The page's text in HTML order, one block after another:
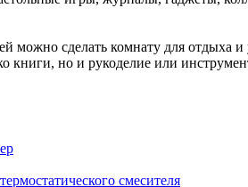
можно сделать комнату для отдыха
книги, но и рукоделие или
смесителя